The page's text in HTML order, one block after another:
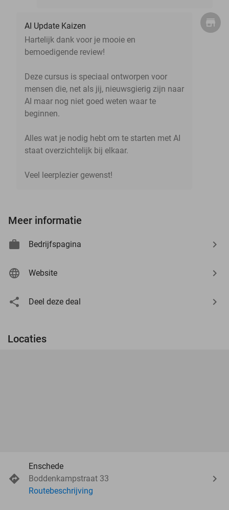
AI Update Kaizen
Hartelijk dank voor je mooie en
bemoedigende review!
Deze cursus is speciaal ontworpen voor
mensen die, net als jij, nieuwsgierig zijn naar
AI maar nog niet goed weten waar te
beginnen.
Alles wat je nodig hebt om te starten met AI
staat overzichtelijk bij elkaar.
Veel leerplezier gewenst!
Meer informatie
Bedrijfspagina
Website
Deel deze deal
Locaties
Enschede
Boddenkampstraat 33
Routebeschrijving